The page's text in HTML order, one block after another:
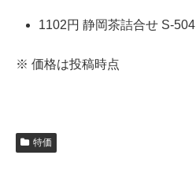
1102円 静岡茶詰合せ S-504
※ 価格は投稿時点
特価